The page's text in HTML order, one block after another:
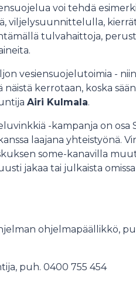
voi tehdä
viljelysuunnittelulla,
tulvahaittoja,
vesiensuojelutoimia -
näistä kerrotaan, koska
Airi Kulmala.
-kampanja on osa
laajana yhteistyönä.
some-kanavilla
jakaa tai julkaista
ohjelmapäällikkö,
puh. 0400 755 454